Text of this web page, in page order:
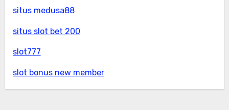
situs medusa88
situs slot bet 200
slot777
slot bonus new member